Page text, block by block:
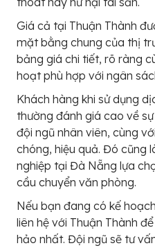
Giá cả tại Thuận Thành
mặt bằng chung của thị
bảng giá chi tiết, rõ ràng
hoạt phù hợp với ngân
Khách hàng khi sử dụng
thường đánh giá cao về
đội ngũ nhân viên, cùng
chóng, hiệu quả. Đó cũng
nghiệp tại Đà Nẵng lựa
cầu chuyển văn phòng.
Nếu bạn đang có kế
liên hệ với Thuận Thành
hảo nhất. Đội ngũ sẽ tư